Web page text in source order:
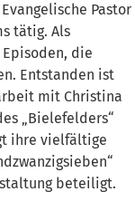
Pastor
tätig. Als
die
Entstanden ist
mit Christina
„Bielefelders“
ihre vielfältige
beteiligt.